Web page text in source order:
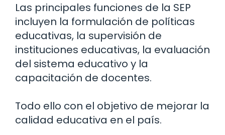
Las principales funciones de la SEP
incluyen la formulación de políticas
educativas, la supervisión de
instituciones educativas, la evaluación
del sistema educativo y la
capacitación de docentes.
Todo ello con el objetivo de mejorar la
calidad educativa en el país.